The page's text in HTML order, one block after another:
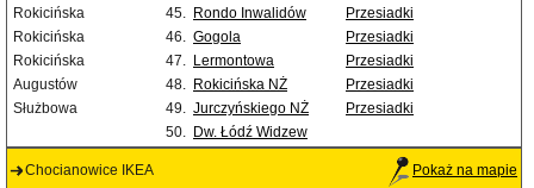
Rokicińska
45. Rondo Inwalidów
Przesiadki
Rokicińska
46. Gogola
Przesiadki
Rokicińska
47. Lermontowa
Przesiadki
Augustów
48. Rokicińska NŻ
Przesiadki
Służbowa
49. Jurczyńskiego NŻ
Przesiadki
50. Dw. Łódź Widzew
Chocianowice IKEA Pokaż na mapie